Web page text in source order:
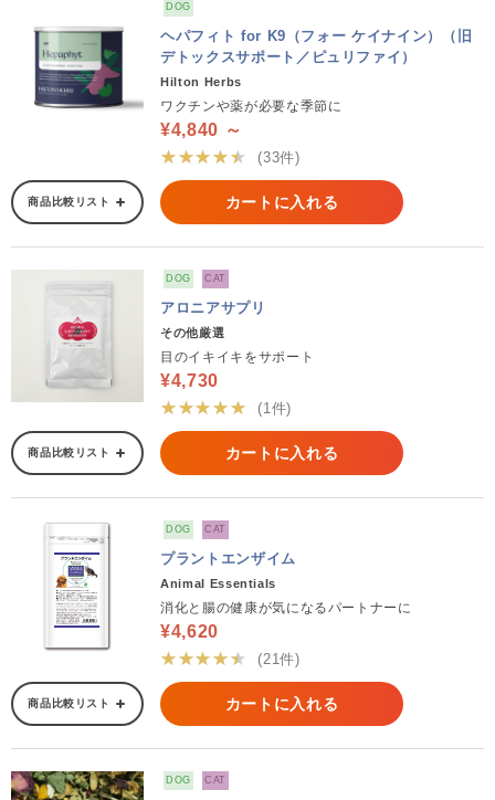
DOG
ヘパフィト for K9（フォー ケイナイン）（旧
デトックスサポート／ピュリファイ）
Hilton Herbs
ワクチンや薬が必要な季節に
¥4,840 ～
★★★★★
(33件)
商品比較リスト カートに入れる
DOG CAT
アロニアサプリ
その他厳選
目のイキイキをサポート
¥4,730
★★★★★
(1件)
商品比較リスト カートに入れる
DOG CAT
プラントエンザイム
Animal Essentials
消化と腸の健康が気になるパートナーに
¥4,620
★★★★★
(21件)
商品比較リスト カートに入れる
DOG CAT